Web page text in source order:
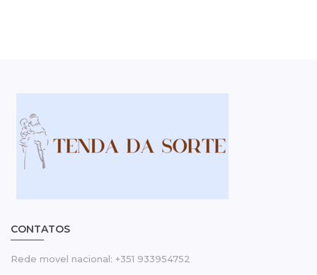
CONTATOS
Rede movel nacional: +351 933954752